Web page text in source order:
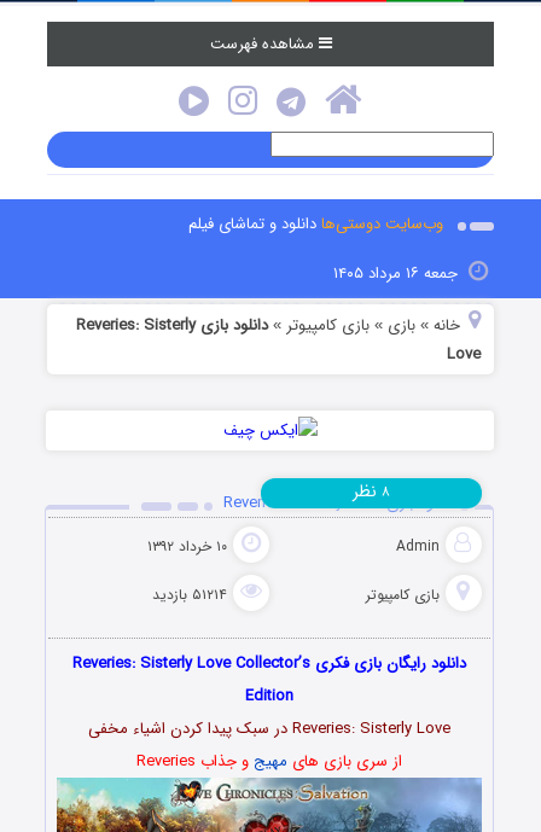
مشاهده فهرست
وب‌سایت دوستی‌هادانلود و تماشای فیلم
جمعه ۱۶ مرداد ۱۴۰۵
خانه »بازی »بازی کامپیوتر »
دانلود بازی Reveries: Sisterly
Love
دانلود بازی Reveries: Sisterly Love
Admin ۱۰ خرداد ۱۳۹۲
بازی کامپیوتر ۵۱۲۱۴ بازدید
۸ نظر
دانلود رایگان بازی فکری Reveries: Sisterly Love Collector’s
Edition
Reveries: Sisterly Love در سبک پیدا کردن اشیاء مخفی
از سری بازی های مهیج و جذاب Reveries